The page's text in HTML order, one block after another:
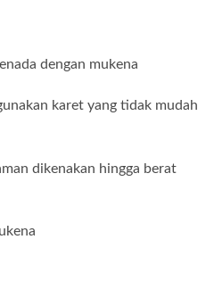
dengan mukena
karet yang tidak mudah
dikenakan hingga berat